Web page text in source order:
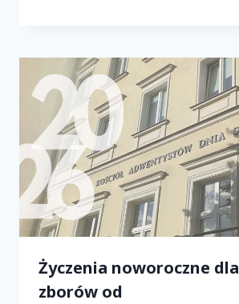
Życzenia noworoczne dla
zborów od